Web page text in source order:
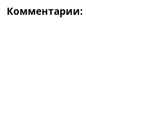
Комментарии: